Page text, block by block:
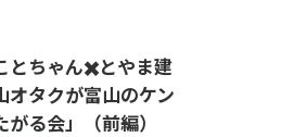
とちゃん✖️とやま建
オタクが富山のケン
る会」（前編）